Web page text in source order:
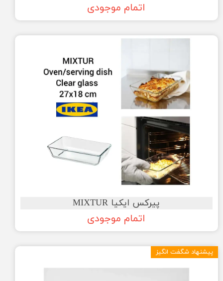
اتمام موجودی
پیرکس ایکیا MIXTUR
اتمام موجودی
پیشنهاد شگفت انگیز